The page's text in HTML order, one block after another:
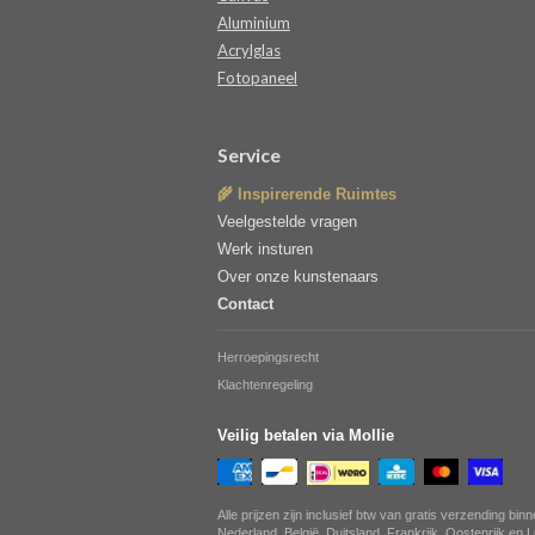
Aluminium
Acrylglas
Fotopaneel
Service
🌾 Inspirerende Ruimtes
Veelgestelde vragen
Werk insturen
Over onze kunstenaars
Contact
Herroepingsrecht
Klachtenregeling
Veilig betalen via Mollie
Alle prijzen zijn inclusief btw van gratis verzending